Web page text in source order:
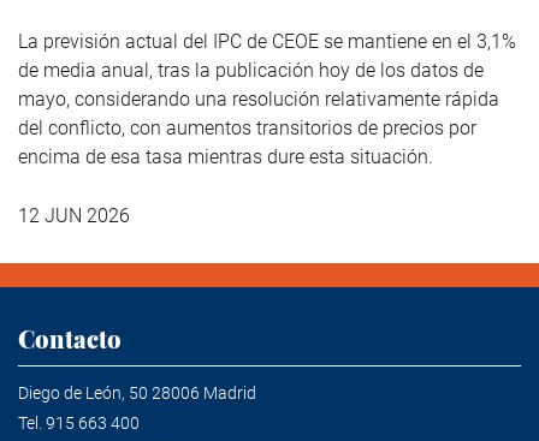
La previsión actual del IPC de CEOE se mantiene en el 3,1%
de media anual, tras la publicación hoy de los datos de
mayo, considerando una resolución relativamente rápida
del conflicto, con aumentos transitorios de precios por
encima de esa tasa mientras dure esta situación.
12 JUN 2026
Contacto
Diego de León, 50 28006 Madrid
Tel. 915 663 400